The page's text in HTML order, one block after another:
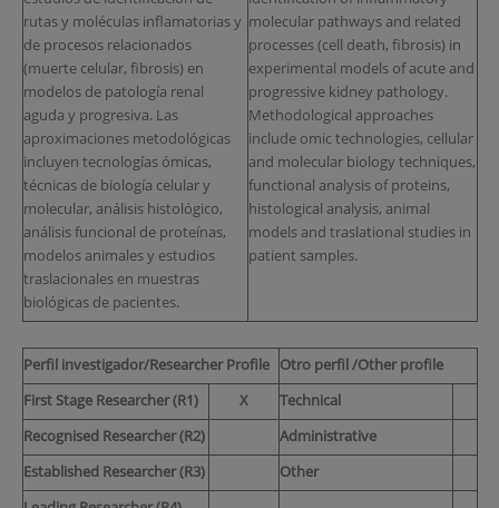
rutas y moléculas inflamatorias y
de procesos relacionados
(muerte celular, fibrosis) en
modelos de patología renal
aguda y progresiva. Las
aproximaciones metodológicas
incluyen tecnologías ómicas,
técnicas de biología celular y
molecular, análisis histológico,
análisis funcional de proteínas,
modelos animales y estudios
traslacionales en muestras
biológicas de pacientes.
molecular pathways and related
processes (cell death, fibrosis) in
experimental models of acute and
progressive kidney pathology.
Methodological approaches
include omic technologies, cellular
and molecular biology techniques,
functional analysis of proteins,
histological analysis, animal
models and traslational studies in
patient samples.
Perfil investigador/Researcher Profile Otro perfil /Other profile
First Stage Researcher (R1)
X
Technical
Recognised Researcher (R2)
Administrative
Established Researcher (R3)
Other